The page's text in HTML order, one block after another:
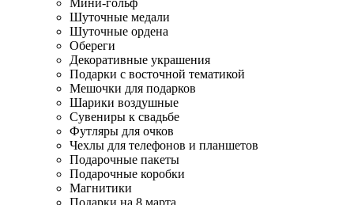
Мини-гольф
Шуточные медали
Шуточные ордена
Обереги
Декоративные украшения
Подарки с восточной тематикой
Мешочки для подарков
Шарики воздушные
Сувениры к свадьбе
Футляры для очков
Чехлы для телефонов и планшетов
Подарочные пакеты
Подарочные коробки
Магнитики
Подарки на 8 марта